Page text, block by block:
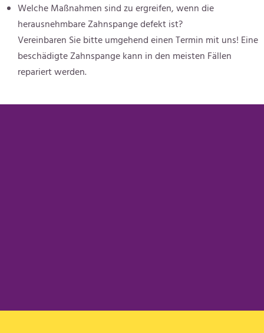
Welche Maßnahmen sind zu ergreifen, wenn die
herausnehmbare Zahnspange defekt ist?
Vereinbaren Sie bitte umgehend einen Termin mit uns! Eine
beschädigte Zahnspange kann in den meisten Fällen
repariert werden.